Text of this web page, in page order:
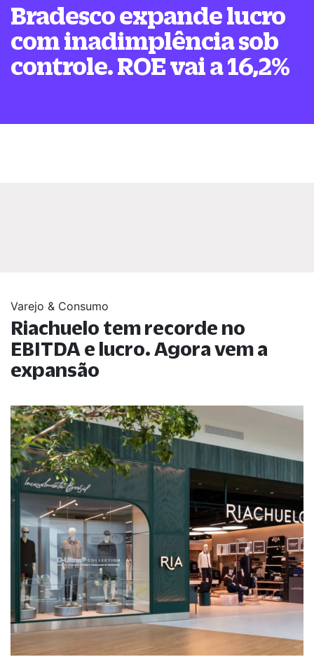
Bradesco expande lucro
com inadimplência sob
controle. ROE vai a 16,2%
Varejo & Consumo
Riachuelo tem recorde no
EBITDA e lucro. Agora vem a
expansão